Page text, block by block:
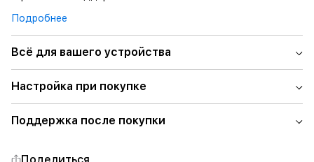
Подробнее
Всё для вашего устройства
Настройка при покупке
Поддержка после покупки